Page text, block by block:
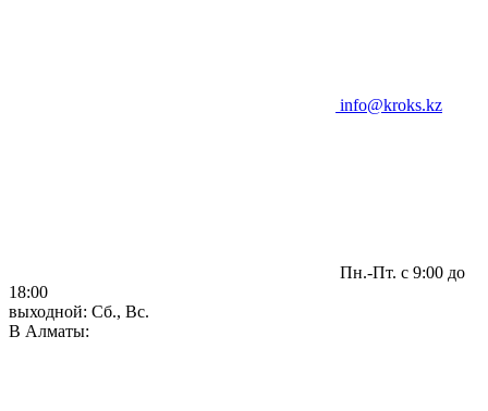
info@kroks.kz
Пн.-Пт. с 9:00 до
18:00
выходной: Сб., Вс.
В Алматы: